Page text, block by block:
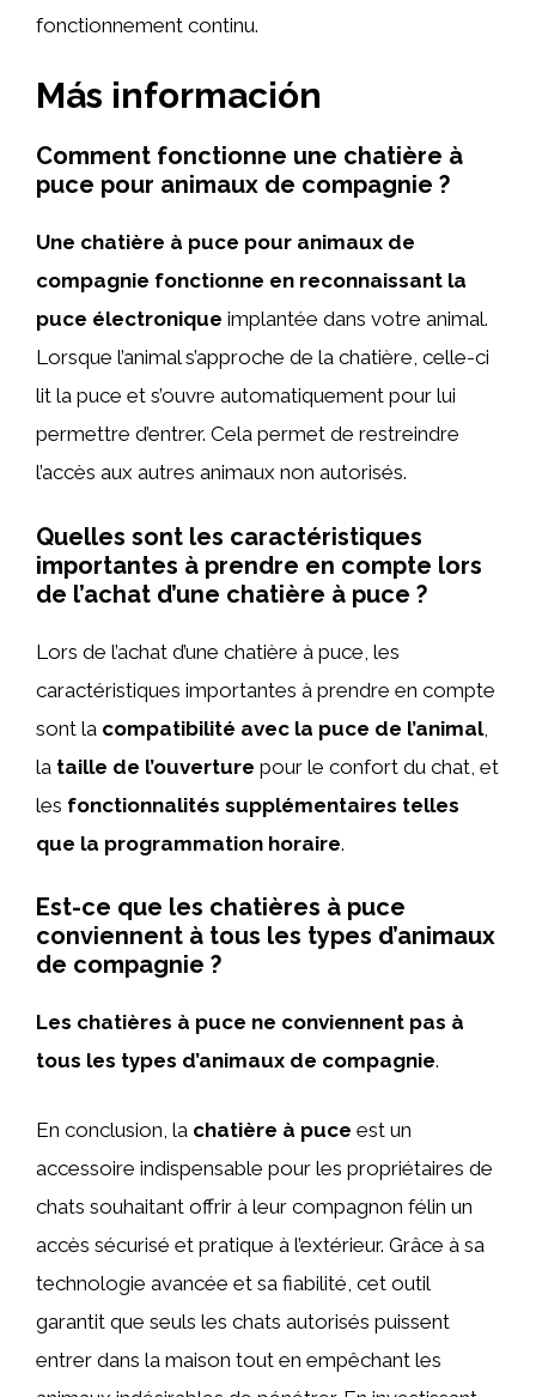
fonctionnement continu.
Más información
Comment fonctionne une chatière à
puce pour animaux de compagnie ?
Une chatière à puce pour animaux de
compagnie fonctionne en reconnaissant la
puce électronique implantée dans votre animal.
Lorsque l’animal s’approche de la chatière, celle-ci
lit la puce et s’ouvre automatiquement pour lui
permettre d’entrer. Cela permet de restreindre
l’accès aux autres animaux non autorisés.
Quelles sont les caractéristiques
importantes à prendre en compte lors
de l’achat d’une chatière à puce ?
Lors de l’achat d’une chatière à puce, les
caractéristiques importantes à prendre en compte
sont la compatibilité avec la puce de l’animal,
la taille de l’ouverture pour le confort du chat, et
les fonctionnalités supplémentaires telles
que la programmation horaire.
Est-ce que les chatières à puce
conviennent à tous les types d’animaux
de compagnie ?
Les chatières à puce ne conviennent pas à
tous les types d’animaux de compagnie.
En conclusion, la chatière à puce est un
accessoire indispensable pour les propriétaires de
chats souhaitant offrir à leur compagnon félin un
accès sécurisé et pratique à l’extérieur. Grâce à sa
technologie avancée et sa fiabilité, cet outil
garantit que seuls les chats autorisés puissent
entrer dans la maison tout en empêchant les